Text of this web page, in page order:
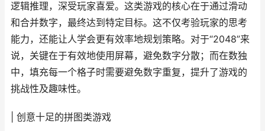
逻辑推理，深受玩家喜爱。这类游戏的核心在于通过滑动
和合并数字，最终达到特定目标。这不仅考验玩家的思考
能力，还能让人学会更有效率地规划策略。对于“2048”来
说，关键在于有效地使用屏幕，避免数字分散；而在数独
中，填充每一个格子时需要避免数字重复，提升了游戏的
挑战性及趣味性。
| 创意十足的拼图类游戏